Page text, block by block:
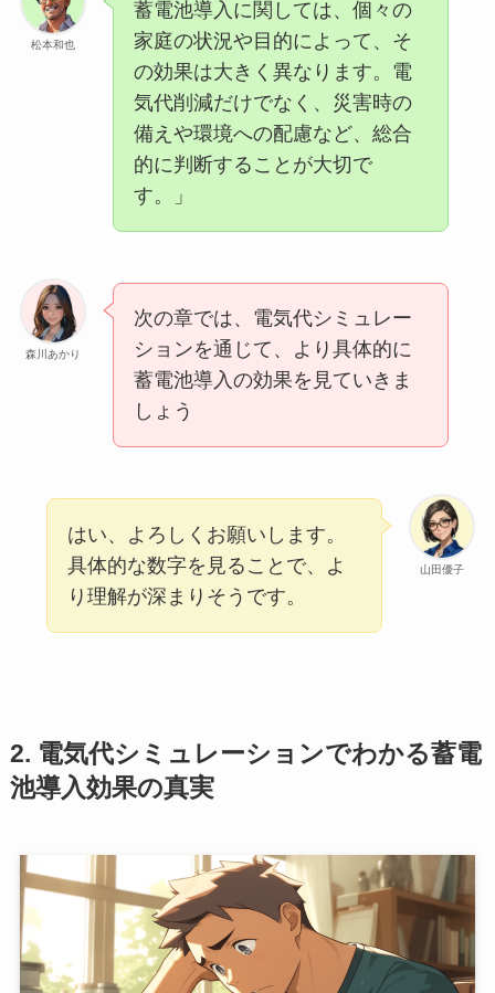
松本和也
蓄電池導入に関しては、個々の
家庭の状況や目的によって、そ
の効果は大きく異なります。電
気代削減だけでなく、災害時の
備えや環境への配慮など、総合
的に判断することが大切で
す。」
森川あかり
次の章では、電気代シミュレー
ションを通じて、より具体的に
蓄電池導入の効果を見ていきま
しょう
山田優子
はい、よろしくお願いします。
具体的な数字を見ることで、よ
り理解が深まりそうです。
2. 電気代シミュレーションでわかる蓄電
池導入効果の真実